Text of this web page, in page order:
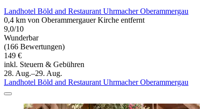
Landhotel Böld and Restaurant Uhrmacher Oberammergau
0,4 km von Oberammergauer Kirche entfernt
9,0/10
Wunderbar
(166 Bewertungen)
149 €
inkl. Steuern & Gebühren
28. Aug.–29. Aug.
Landhotel Böld and Restaurant Uhrmacher Oberammergau